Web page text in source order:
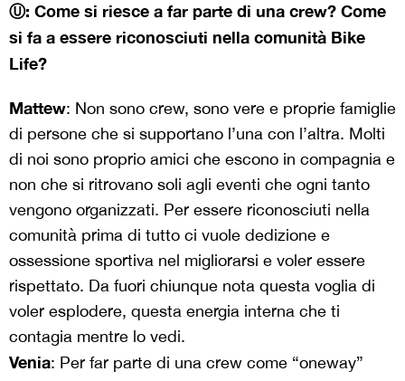
Ⓤ: Come si riesce a far parte di una crew? Come
si fa a essere riconosciuti nella comunità Bike
Life?
Mattew: Non sono crew, sono vere e proprie famiglie
di persone che si supportano l’una con l’altra. Molti
di noi sono proprio amici che escono in compagnia e
non che si ritrovano soli agli eventi che ogni tanto
vengono organizzati. Per essere riconosciuti nella
comunità prima di tutto ci vuole dedizione e
ossessione sportiva nel migliorarsi e voler essere
rispettato. Da fuori chiunque nota questa voglia di
voler esplodere, questa energia interna che ti
contagia mentre lo vedi.
Venia: Per far parte di una crew come “oneway”